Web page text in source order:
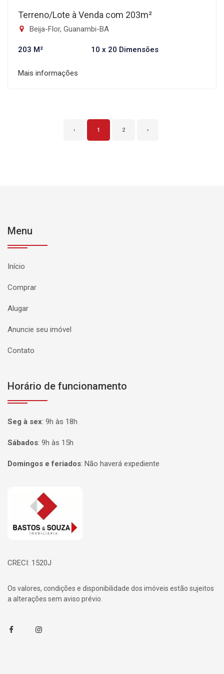
Terreno/Lote à Venda com 203m²
Beija-Flor, Guanambi-BA
203 M² 10 x 20 Dimensões
Mais informações
‹ 1 2 ›
Menu
Início
Comprar
Alugar
Anuncie seu imóvel
Contato
Horário de funcionamento
Seg à sex: 9h às 18h
Sábados: 9h às 15h
Domingos e feriados: Não haverá expediente
Página inicial
CRECI: 1520J
Os valores, condições e disponibilidade dos imóveis estão sujeitos
a alterações sem aviso prévio.
FacebookInstagram